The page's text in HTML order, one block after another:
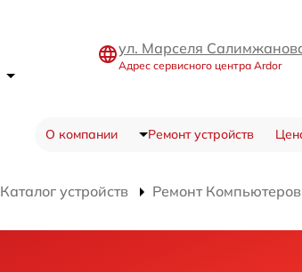
ул. Марселя
Адрес сервисного центра Ardor
О компании Ремонт устройств
Каталог устройств Ремонт Компьютеров